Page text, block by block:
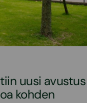
uusi avustus
kohden